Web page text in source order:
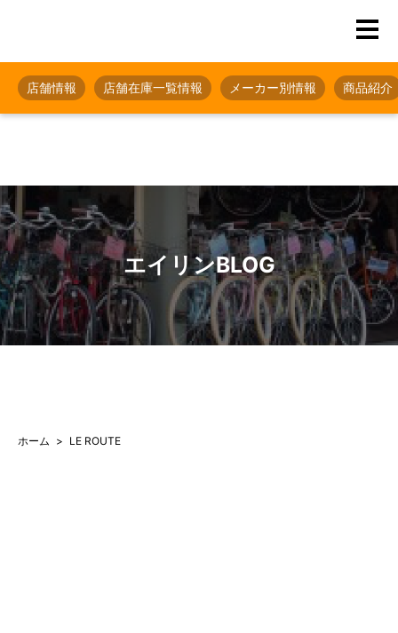
店舗情報 店舗在庫一覧情報 メーカー別情報 商品紹介
エイリンBLOG
ホーム LE ROUTE